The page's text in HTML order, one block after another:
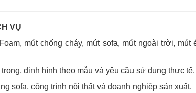
VỤ
mút chống cháy, mút sofa, mút ngoài trời,
định hình theo mẫu và yêu cầu sử dụng thực tế.
sofa, công trình nội thất và doanh nghiệp sản xuất.